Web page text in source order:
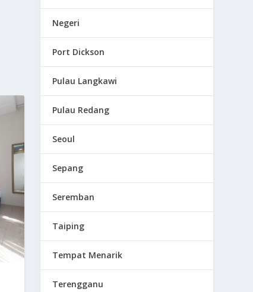
Negeri
Port Dickson
Pulau Langkawi
Pulau Redang
Seoul
Sepang
Seremban
Taiping
Tempat Menarik
Terengganu